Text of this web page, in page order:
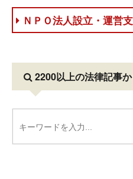
ＮＰＯ法人設立・運営
2200以上の法律記事